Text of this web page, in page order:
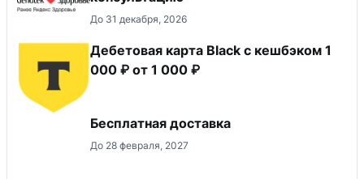
До 31 декабря, 2026
Дебетовая карта Black c кешбэком 1
000 ₽ от 1 000 ₽
Бесплатная доставка
До 28 февраля, 2027